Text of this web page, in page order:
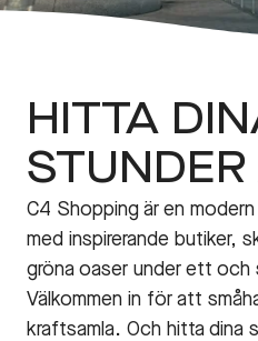
HITTA
C4 Shopping är en
med inspirerande butiker,
gröna oaser under ett och
Välkommen in för att
kraftsamla. Och hitta dina